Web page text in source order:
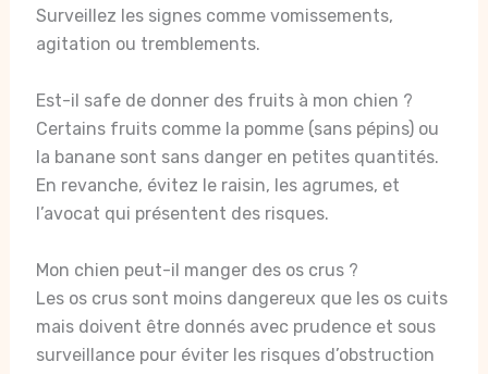
Surveillez les signes comme vomissements,
agitation ou tremblements.
Est-il safe de donner des fruits à mon chien ?
Certains fruits comme la pomme (sans pépins) ou
la banane sont sans danger en petites quantités.
En revanche, évitez le raisin, les agrumes, et
l’avocat qui présentent des risques.
Mon chien peut-il manger des os crus ?
Les os crus sont moins dangereux que les os cuits
mais doivent être donnés avec prudence et sous
surveillance pour éviter les risques d’obstruction